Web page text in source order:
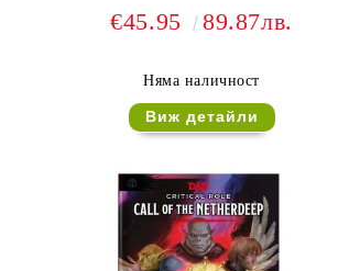
€45.95 89.87лв.
Няма наличност
Виж детайли